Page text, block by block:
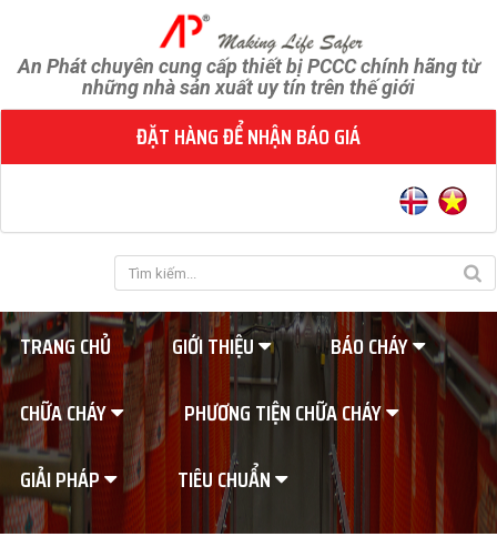
An Phát chuyên cung cấp thiết bị PCCC chính hãng từ
những nhà sản xuất uy tín trên thế giới
ĐẶT HÀNG ĐỂ NHẬN BÁO GIÁ
TRANG CHỦ GIỚI THIỆU
BÁO CHÁY
CHỮA CHÁY
PHƯƠNG TIỆN CHỮA CHÁY
GIẢI PHÁP
TIÊU CHUẨN